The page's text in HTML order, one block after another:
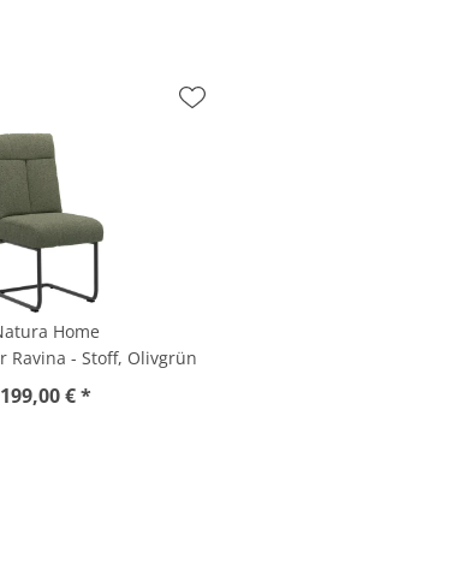
Home
Ravina - Stoff, Olivgrün
199,00 € *